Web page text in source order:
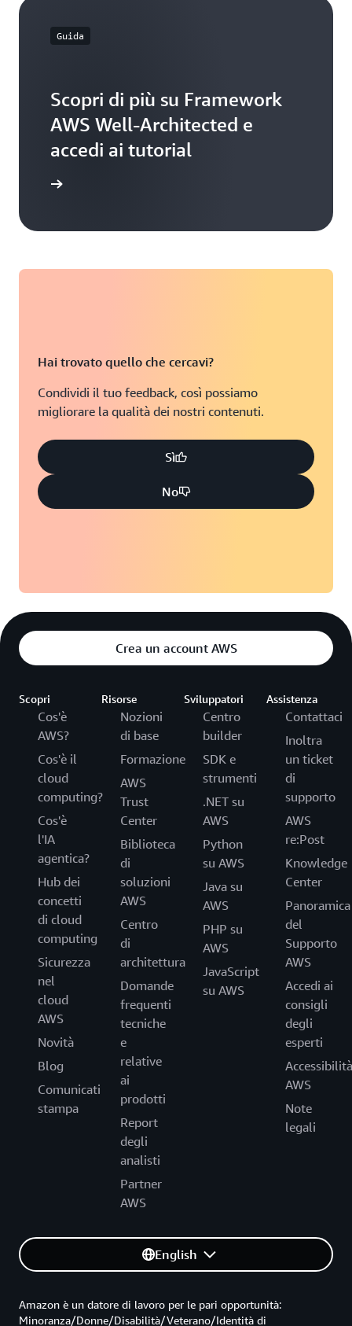
Guida
Scopri di più su Framework
AWS Well-Architected e
accedi ai tutorial
Hai trovato quello che cercavi?
Condividi il tuo feedback, così possiamo
migliorare la qualità dei nostri contenuti.
Sì
No
Crea un account AWS
Scopri
Cos'è
AWS?
Cos'è il
cloud
computing?
Cos'è
l'IA
agentica?
Hub dei
concetti
di cloud
computing
Sicurezza
nel
cloud
AWS
Novità
Blog
Comunicati
stampa
Risorse
Nozioni
di base
Formazione
AWS
Trust
Center
Biblioteca
di
soluzioni
AWS
Centro
di
architettura
Domande
frequenti
tecniche
e
relative
ai
prodotti
Report
degli
analisti
Partner
AWS
Sviluppatori
Centro
builder
SDK e
strumenti
.NET su
AWS
Python
su AWS
Java su
AWS
PHP su
AWS
JavaScript
su AWS
Assistenza
Contattaci
Inoltra
un ticket
di
supporto
AWS
re:Post
Knowledge
Center
Panoramica
del
Supporto
AWS
Accedi ai
consigli
degli
esperti
Accessibilità
AWS
Note
legali
English
Amazon è un datore di lavoro per le pari opportunità:
Minoranza/Donne/Disabilità/Veterano/Identità di